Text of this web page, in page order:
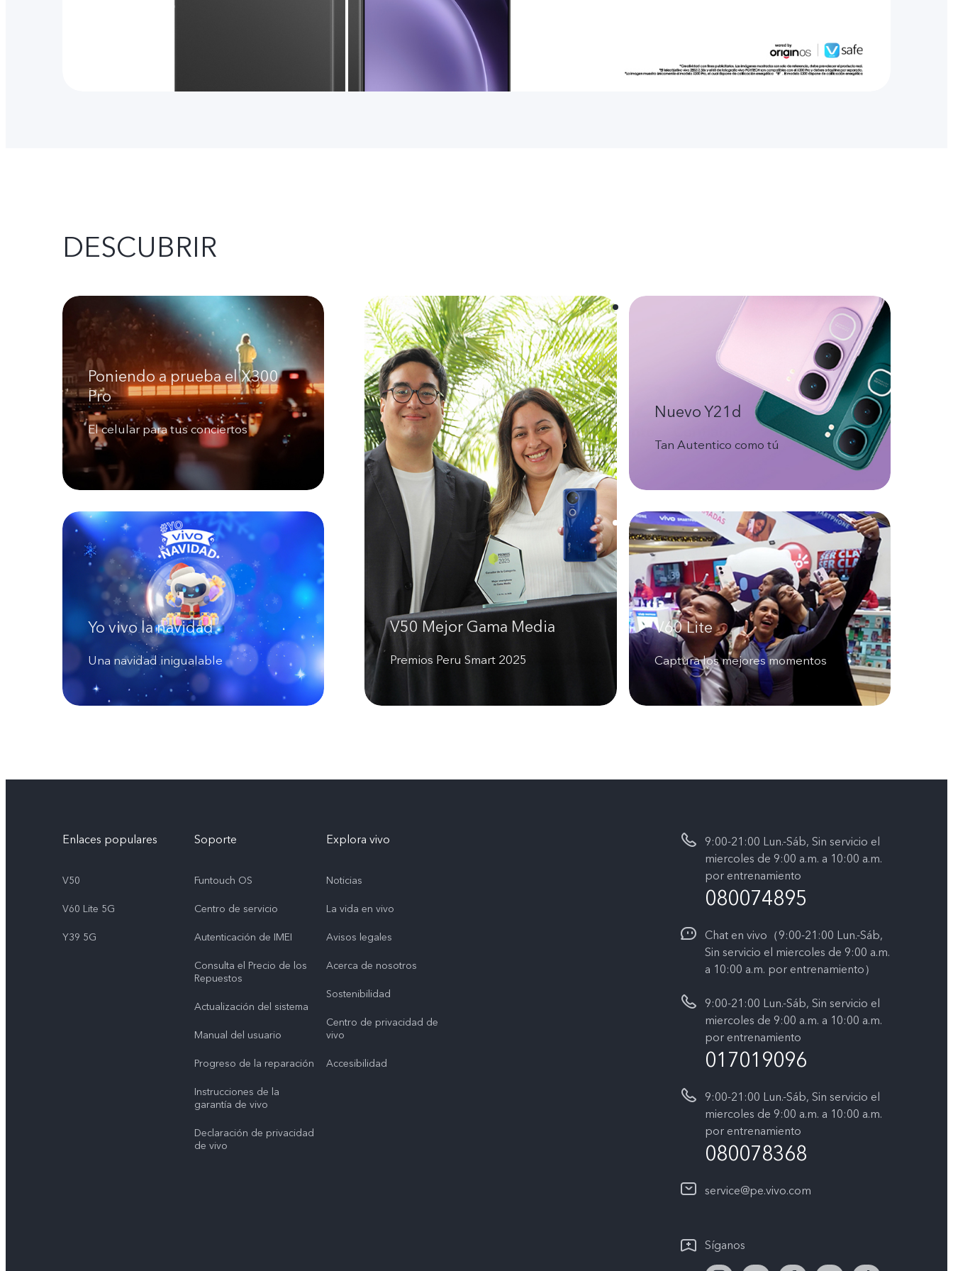
DESCUBRIR
Poniendo a prueba el X300
Pro
El celular para tus conciertos
V50 Mejor Gama Media
Premios Peru Smart 2025
Nuevo Y21d
Tan Autentico como tú
Yo vivo la navidad
Una navidad inigualable
V60 Lite
Captura los mejores momentos
Enlaces populares
V50
V60 Lite 5G
Y39 5G
Soporte
Funtouch OS
Centro de servicio
Autenticación de IMEI
Consulta el Precio de los
Repuestos
Actualización del sistema
Manual del usuario
Progreso de la reparación
Instrucciones de la
garantía de vivo
Declaración de privacidad
de vivo
Explora vivo
Noticias
La vida en vivo
Avisos legales
Acerca de nosotros
Sostenibilidad
Centro de privacidad de
vivo
Accesibilidad
9:00-21:00 Lun.-Sáb, Sin servicio el
miercoles de 9:00 a.m. a 10:00 a.m.
por entrenamiento
080074895
Chat en vivo（9:00-21:00 Lun.-Sáb,
Sin servicio el miercoles de 9:00 a.m.
a 10:00 a.m. por entrenamiento）
9:00-21:00 Lun.-Sáb, Sin servicio el
miercoles de 9:00 a.m. a 10:00 a.m.
por entrenamiento
017019096
9:00-21:00 Lun.-Sáb, Sin servicio el
miercoles de 9:00 a.m. a 10:00 a.m.
por entrenamiento
080078368
service@pe.vivo.com
Síganos